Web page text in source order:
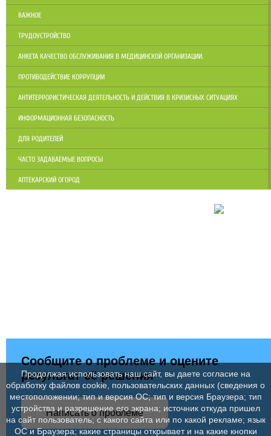
ВАЖНОЕ
ТРУДОУСТРОЙСТВО
АНКЕТА КАЧЕСТВО ОБСЛУЖИВАНИЯ В МЕДИЦИНСКОЙ ОРГАНИЗАЦИИ.
ПРОТИВОДЕЙСТВИЕ КОРРУПЦИИ
АНТИТЕРРОРИСТИЧЕСКАЯ ДЕЯТЕЛЬНОСТЬ И ДЕЙСТВИЯ В КРИЗИСНЫХ СИТУАЦИЯХ
ИНФОРМАЦИОННАЯ БЕЗОПАСНОСТЬ
ДЛЯ РОДИТЕЛЕЙ
ЧАСТО ЗАДАВАЕМЫЕ ВОПРОСЫ
АПТЕКАРСКИЙ ОГОРОД
Сообщите о проблеме и оцените
результат её решения
Написать о проблеме
Продолжая использовать наш сайт, вы даете согласие на
обработку файлов cookie, пользовательских данных (сведения о
местоположении; тип и версия ОС; тип и версия Браузера; тип
устройства и разрешение его экрана; источник откуда пришел
на сайт пользователь; с какого сайта или по какой рекламе; язык
ОС и Браузера; какие страницы открывает и на какие кнопки